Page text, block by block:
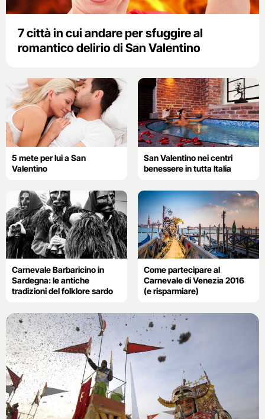
7 città in cui andare per sfuggire al
romantico delirio di San Valentino
5 mete per lui a San
Valentino
San Valentino nei centri
benessere in tutta Italia
Carnevale Barbaricino in
Sardegna: le antiche
tradizioni del folklore sardo
Come partecipare al
Carnevale di Venezia 2016
(e risparmiare)